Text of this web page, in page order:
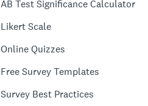
AB Test Significance Calculator
Likert Scale
Online Quizzes
Free Survey Templates
Survey Best Practices